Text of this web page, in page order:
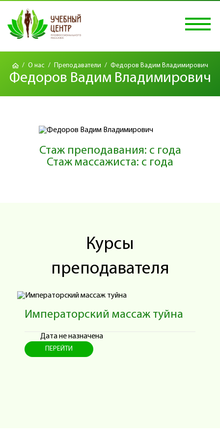
/ О нас / Преподаватели / Федоров Вадим Владимирович
Федоров Вадим Владимирович
Стаж преподавания: с года
Стаж массажиста: с года
Курсы
преподавателя
Императорский массаж туйна
Дата не назначена
ПЕРЕЙТИ